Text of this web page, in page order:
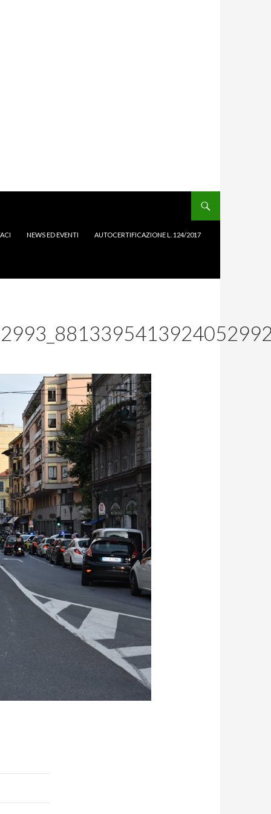
NEWS ED EVENTI AUTOCERTIFICAZIONE L. 124/2017